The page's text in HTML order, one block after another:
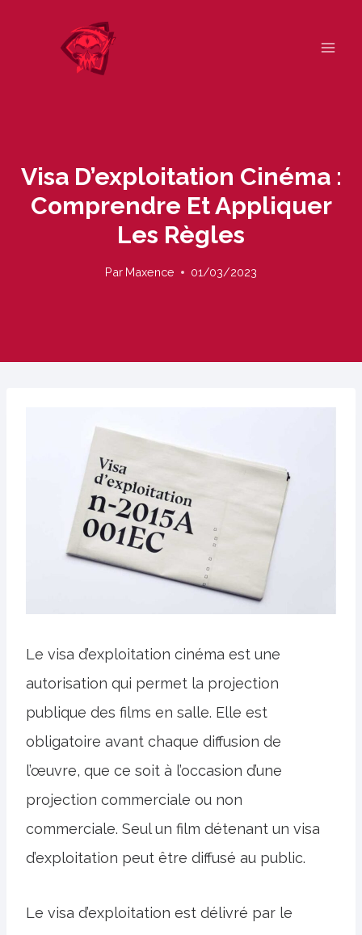
Visa D’exploitation Cinéma :
Comprendre Et Appliquer
Les Règles
Par Maxence 01/03/2023
Le visa d’exploitation cinéma est une
autorisation qui permet la projection
publique des films en salle. Elle est
obligatoire avant chaque diffusion de
l’œuvre, que ce soit à l’occasion d’une
projection commerciale ou non
commerciale. Seul un film détenant un visa
d’exploitation peut être diffusé au public.
Le visa d’exploitation est délivré par le